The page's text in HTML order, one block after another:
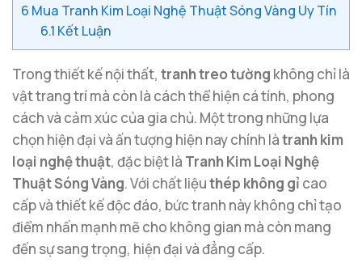
6 Mua Tranh Kim Loại Nghệ Thuật Sóng Vàng Uy Tín
6.1 Kết Luận
Trong thiết kế nội thất, tranh treo tường không chỉ là
vật trang trí mà còn là cách thể hiện cá tính, phong
cách và cảm xúc của gia chủ. Một trong những lựa
chọn hiện đại và ấn tượng hiện nay chính làtranh kim
loại nghệ thuật, đặc biệt là Tranh Kim Loại Nghệ
Thuật Sóng Vàng. Với chất liệuthép không gỉ cao
cấp và thiết kế độc đáo, bức tranh này không chỉ tạo
điểm nhấn mạnh mẽ cho không gian mà còn mang
đến sự sang trọng, hiện đại và đẳng cấp.